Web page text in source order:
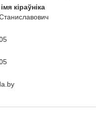
кіраўніка